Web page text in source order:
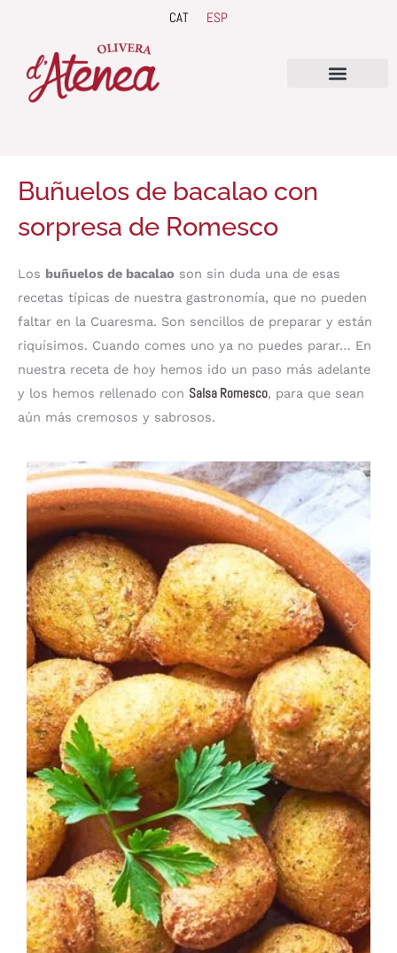
contenido
CAT ESP
Buñuelos de bacalao con
sorpresa de Romesco
Los buñuelos de bacalao son sin duda una de esas
recetas típicas de nuestra gastronomía, que no pueden
faltar en la Cuaresma. Son sencillos de preparar y están
riquísimos. Cuando comes uno ya no puedes parar… En
nuestra receta de hoy hemos ido un paso más adelante
y los hemos rellenado con Salsa Romesco, para que sean
aún más cremosos y sabrosos.
minutos